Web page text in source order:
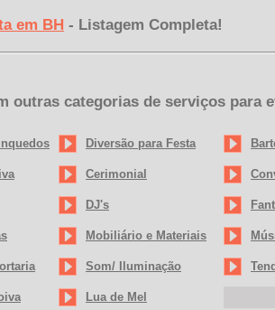
em BH - Listagem Completa!
outras categorias de serviços para
Diversão para Festa
Cerimonial
DJ's
Mobiliário e Materiais
Som/ Iluminação
Lua de Mel